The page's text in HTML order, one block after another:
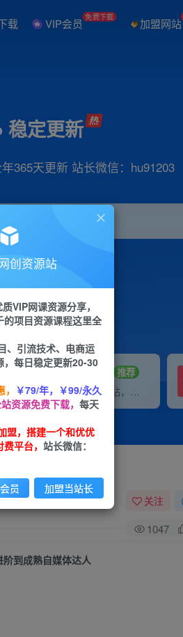
载 VIP会员 免费下载 加盟网站
稳定更新
365天更新 站长微信：hu91203
小红书 短视频
招募站长 推荐
搭建同款网站，自己当老板
关注
1047
到成熟自媒体达人
创资源站
VIP网课资源分享，
项目资源课程这里全
、引流技术、电商运
，每日稳定更新20-30
￥79/年，￥99/永久
资源免费下载， 每天
盟，搭建一个和优优
平台， 站长微信：
员 加盟当站长